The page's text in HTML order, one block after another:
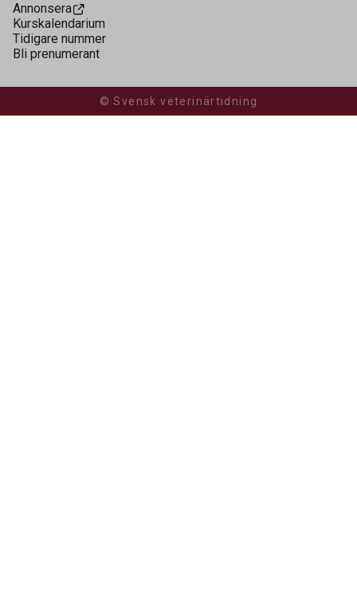
Annonsera
Kurskalendarium
Tidigare nummer
Bli prenumerant
© Svensk veterinärtidning